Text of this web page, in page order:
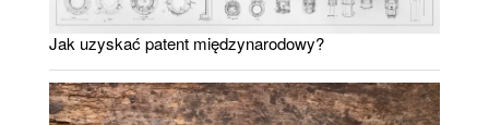
Jak uzyskać patent międzynarodowy?